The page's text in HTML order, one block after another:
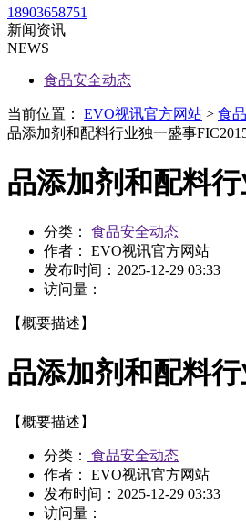
18903658751
新闻资讯
NEWS
食品安全动态
当前位置： EVO视讯官方网站 > 食
品添加剂和配料行业独一盛事
品添加剂和配料
分类：
食品安全动态
作者： EVO视讯官方网站
发布时间： 2025-12-29 03:33
访问量：
【概要描述】
品添加剂和配料
【概要描述】
分类：
食品安全动态
作者： EVO视讯官方网站
发布时间： 2025-12-29 03:33
访问量：